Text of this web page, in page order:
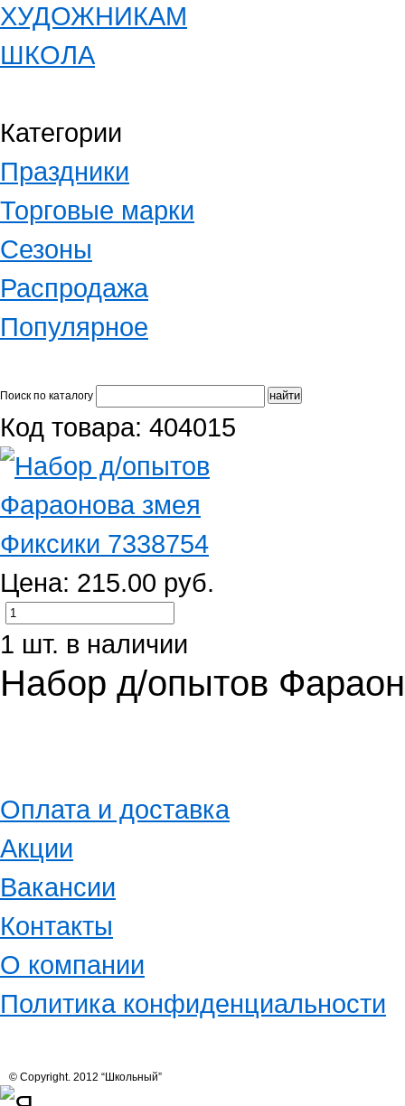
ХУДОЖНИКАМ
ШКОЛА
Категории
Праздники
Торговые марки
Сезоны
Распродажа
Популярное
Поиск по каталогу
Код товара: 404015
Цена: 215.00 руб.
1 шт. в наличии
Набор д/опытов
Оплата и доставка
Акции
Вакансии
Контакты
О компании
Политика конфиденциальности
© Copyright. 2012 “Школьный”